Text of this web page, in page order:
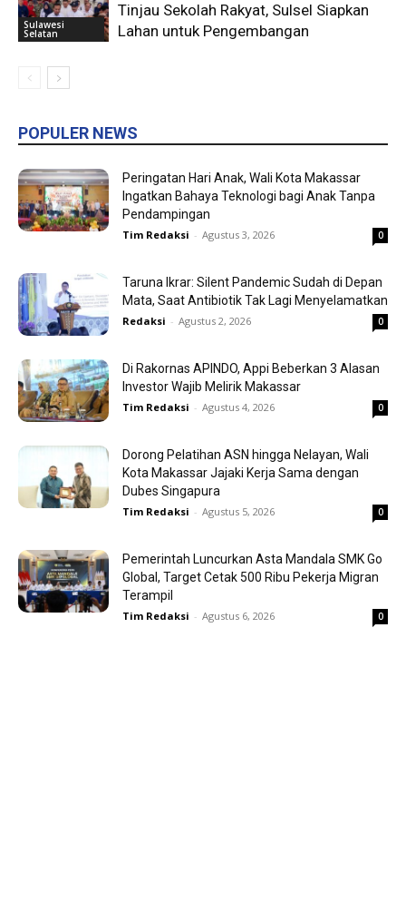
Sulawesi
Selatan
Tinjau Sekolah Rakyat, Sulsel Siapkan
Lahan untuk Pengembangan
POPULER NEWS
Peringatan Hari Anak, Wali Kota Makassar
Ingatkan Bahaya Teknologi bagi Anak Tanpa
Pendampingan
Tim Redaksi - Agustus 3, 2026 0
Taruna Ikrar: Silent Pandemic Sudah di Depan
Mata, Saat Antibiotik Tak Lagi Menyelamatkan
Redaksi - Agustus 2, 2026 0
Di Rakornas APINDO, Appi Beberkan 3 Alasan
Investor Wajib Melirik Makassar
Tim Redaksi - Agustus 4, 2026 0
Dorong Pelatihan ASN hingga Nelayan, Wali
Kota Makassar Jajaki Kerja Sama dengan
Dubes Singapura
Tim Redaksi - Agustus 5, 2026 0
Pemerintah Luncurkan Asta Mandala SMK Go
Global, Target Cetak 500 Ribu Pekerja Migran
Terampil
Tim Redaksi - Agustus 6, 2026 0